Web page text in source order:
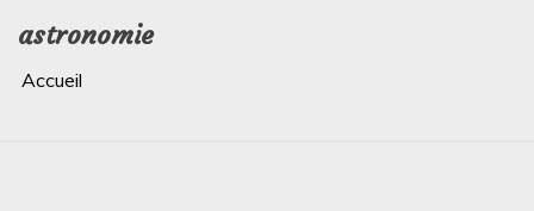
astronomie
Accueil